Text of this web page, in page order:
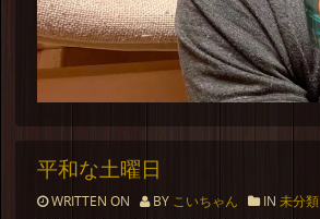
平和な土曜日
WRITTEN ON BY こいちゃん IN 未分類